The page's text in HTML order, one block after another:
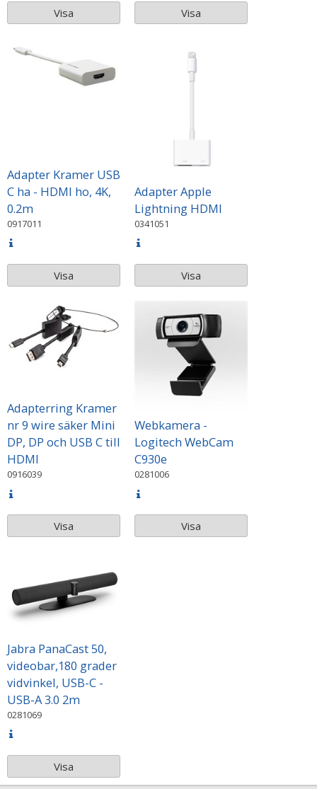
Visa Visa
Adapter Kramer USB
C ha - HDMI ho, 4K,
0.2m
0917011
Visa
Adapter Apple
Lightning HDMI
0341051
Visa
Adapterring Kramer
nr 9 wire säker Mini
DP, DP och USB C till
HDMI
0916039
Visa
Webkamera -
Logitech WebCam
C930e
0281006
Visa
Jabra PanaCast 50,
videobar,180 grader
vidvinkel, USB-C -
USB-A 3.0 2m
0281069
Visa